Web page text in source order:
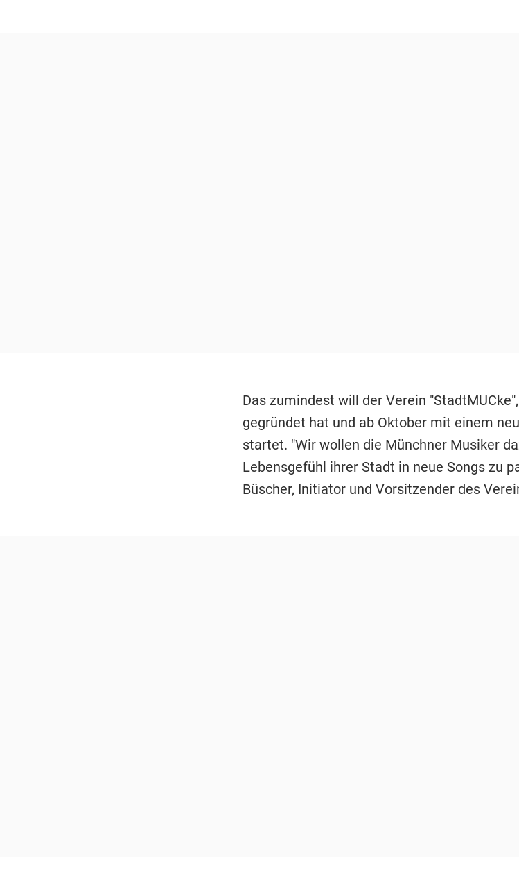
Das zumindest will der Verein
gegründet hat und ab Oktober mit einem
startet. "Wir wollen die Münchner Musiker
Lebensgefühl ihrer Stadt in neue Songs zu
Büscher, Initiator und Vorsitzender des